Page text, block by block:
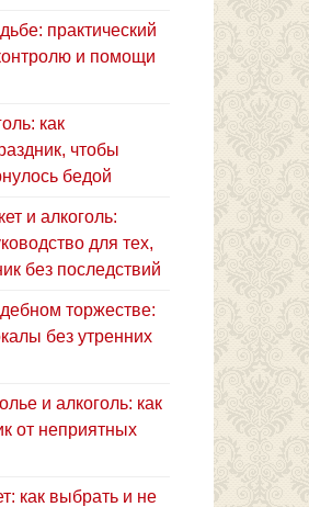
практический
и помощи
как
чтобы
бедой
и алкоголь:
для тех,
без последствий
торжестве:
без утренних
и алкоголь: как
от неприятных
как выбрать и не